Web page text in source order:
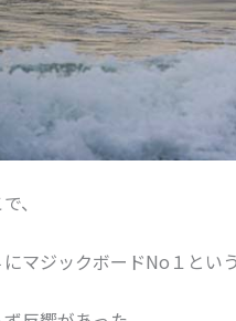
、
マジックボードNo１とい